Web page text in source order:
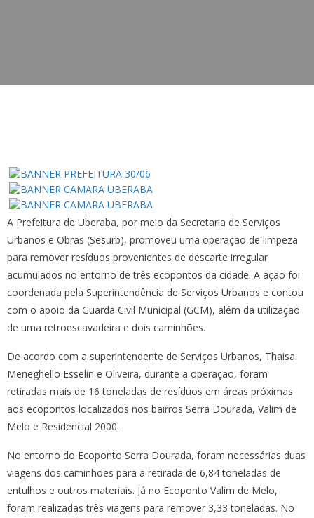
A Prefeitura de Uberaba, por meio da Secretaria de Serviços
Urbanos e Obras (Sesurb), promoveu uma operação de limpeza
para remover resíduos provenientes de descarte irregular
acumulados no entorno de três ecopontos da cidade. A ação foi
coordenada pela Superintendência de Serviços Urbanos e contou
com o apoio da Guarda Civil Municipal (GCM), além da utilização
de uma retroescavadeira e dois caminhões.
De acordo com a superintendente de Serviços Urbanos, Thaisa
Meneghello Esselin e Oliveira, durante a operação, foram
retiradas mais de 16 toneladas de resíduos em áreas próximas
aos ecopontos localizados nos bairros Serra Dourada, Valim de
Melo e Residencial 2000.
No entorno do Ecoponto Serra Dourada, foram necessárias duas
viagens dos caminhões para a retirada de 6,84 toneladas de
entulhos e outros materiais. Já no Ecoponto Valim de Melo,
foram realizadas três viagens para remover 3,33 toneladas. No